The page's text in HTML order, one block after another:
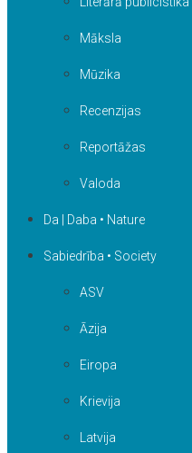
Māksla
Mūzika
Recenzijas
Reportāžas
Valoda
Da | Daba • Nature
Sabiedrība • Society
ASV
Āzija
Eiropa
Krievija
Latvija